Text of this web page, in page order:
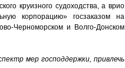
круизного судоходства, а врио
корпорацию» госзаказом на
Черноморском и Волго-Донском
мер господдержки, привлечь